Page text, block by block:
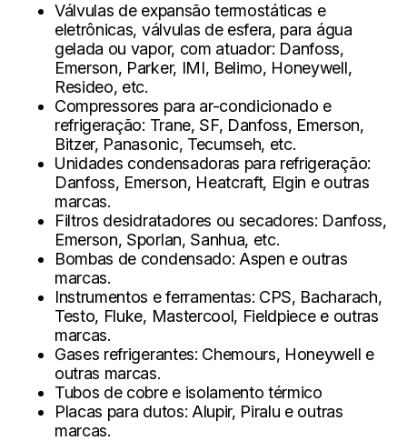
Válvulas de expansão termostáticas e
eletrônicas, válvulas de esfera, para água
gelada ou vapor, com atuador: Danfoss,
Emerson, Parker, IMI, Belimo, Honeywell,
Resideo, etc.
Compressores para ar-condicionado e
refrigeração: Trane, SF, Danfoss, Emerson,
Bitzer, Panasonic, Tecumseh, etc.
Unidades condensadoras para refrigeração:
Danfoss, Emerson, Heatcraft, Elgin e outras
marcas.
Filtros desidratadores ou secadores: Danfoss,
Emerson, Sporlan, Sanhua, etc.
Bombas de condensado: Aspen e outras
marcas.
Instrumentos e ferramentas: CPS, Bacharach,
Testo, Fluke, Mastercool, Fieldpiece e outras
marcas.
Gases refrigerantes: Chemours, Honeywell e
outras marcas.
Tubos de cobre e isolamento térmico
Placas para dutos: Alupir, Piralu e outras
marcas.